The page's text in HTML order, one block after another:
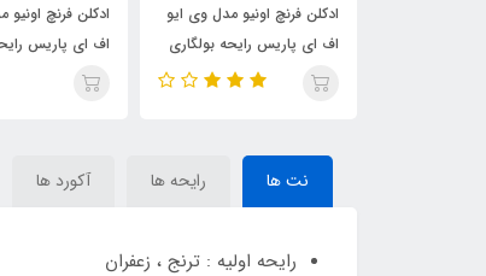
ادکلن فرنچ اونیو مدل وی ایو
اف ای پاریس رایحه بولگاری
گیان( Vie Eau ) Bvlgari
ادکلن فرنچ اونیو مدل وی فیو
اف ای پاریس رایحه بولگاری
له جم آزاران ( vie feu
نت ها رایحه ها آکورد ها
رایحه اولیه : ترنج ، زعفران